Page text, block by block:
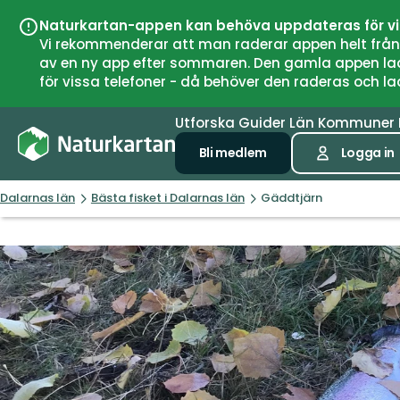
Naturkartan-appen kan behöva uppdateras för
Vi rekommenderar att man raderar appen helt
av en ny app efter sommaren. Den gamla
för vissa telefoner - då behöver den raderas och
Utforska Guider Län Kommuner
Bli medlem Logga in
Dalarnas län Bästa fisket i Dalarnas län Gäddtjärn